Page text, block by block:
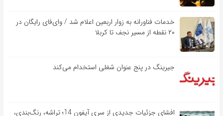
خدمات فناورانه به زوار اربعین اعلام شد / وای‌فای رایگان در
۲۰ نقطه از مسیر نجف تا کربلا
جیرینگ در پنج عنوان شغلی استخدام می‌کند
افشای جزئیات جدیدی از سری آیفون 14؛ تراشه، رنگ‌بندی،